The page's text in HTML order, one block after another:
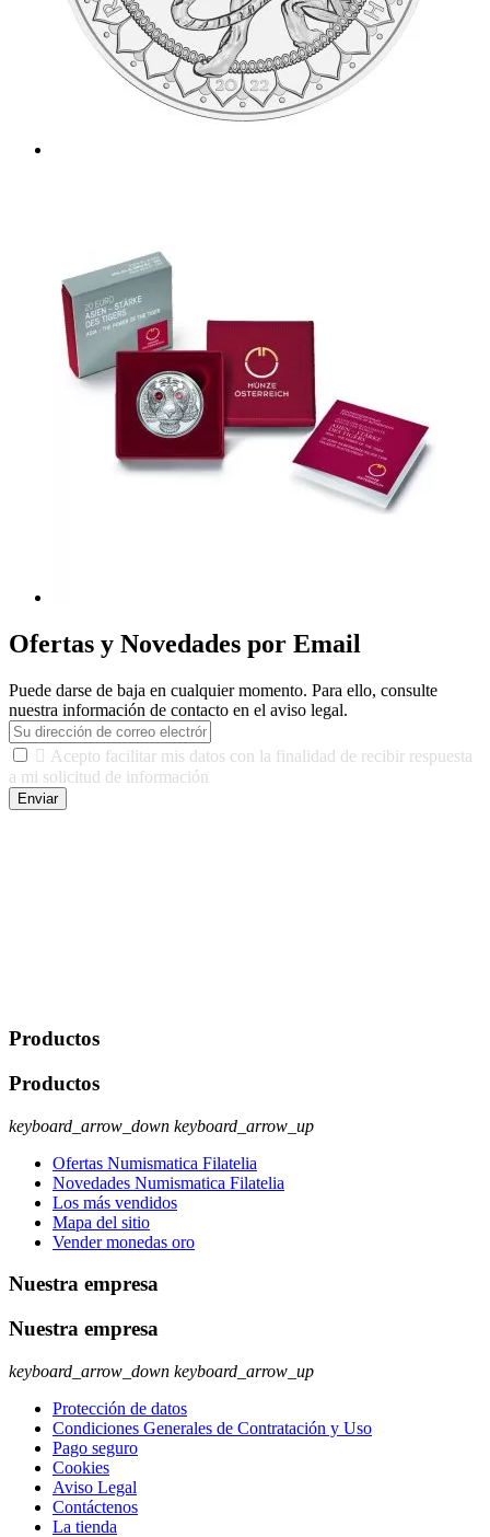
Ofertas y Novedades por Email
Puede darse de baja en cualquier momento. Para ello, consulte
nuestra información de contacto en el aviso legal.
 Acepto facilitar mis datos con la finalidad de recibir respuesta
a mi solicitud de información
Enviar
Productos
Productos
keyboard_arrow_down keyboard_arrow_up
Ofertas Numismatica Filatelia
Novedades Numismatica Filatelia
Los más vendidos
Mapa del sitio
Vender monedas oro
Nuestra empresa
Nuestra empresa
keyboard_arrow_down keyboard_arrow_up
Protección de datos
Condiciones Generales de Contratación y Uso
Pago seguro
Cookies
Aviso Legal
Contáctenos
La tienda